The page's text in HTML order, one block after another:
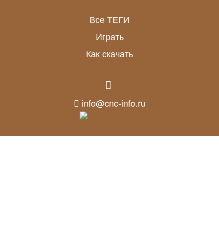
Все ТЕГИ
Играть
Как скачать
info@cnc-info.ru